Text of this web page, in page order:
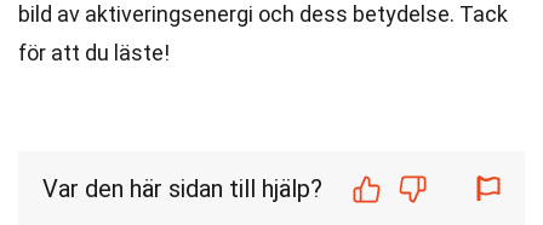
bild av aktiveringsenergi och dess betydelse. Tack
för att du läste!
Var den här sidan till hjälp?